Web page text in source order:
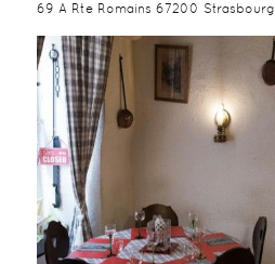
69 A Rte Romains 67200 Strasbourg